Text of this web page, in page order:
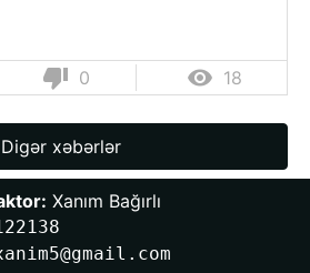
thumb_down 0  18
Digər xəbərlər
Xanım Bağırlı